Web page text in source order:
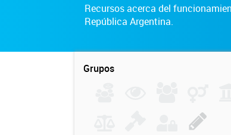
Recursos acerca del
República Argentina.
Grupos